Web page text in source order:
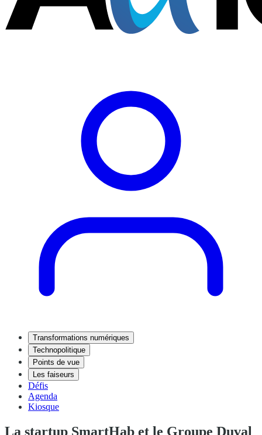
Transformations numériques
Technopolitique
Points de vue
Les faiseurs
Défis
Agenda
Kiosque
La startup SmartHab et le Groupe Duval